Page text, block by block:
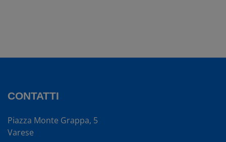
CONTATTI
Piazza Monte Grappa, 5
Varese